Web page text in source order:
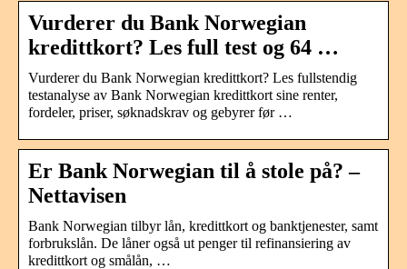
Vurderer du Bank Norwegian
kredittkort? Les full test og 64 …
Vurderer du Bank Norwegian kredittkort? Les fullstendig
testanalyse av Bank Norwegian kredittkort sine renter,
fordeler, priser, søknadskrav og gebyrer før …
Er Bank Norwegian til å stole på? –
Nettavisen
Bank Norwegian tilbyr lån, kredittkort og banktjenester, samt
forbrukslån. De låner også ut penger til refinansiering av
kredittkort og smålån, …